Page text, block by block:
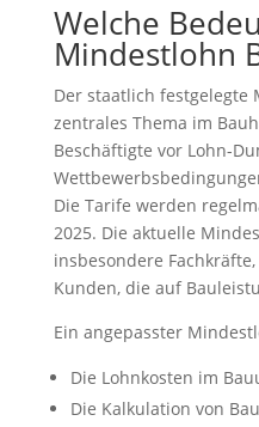
Welche
Mindestlohn
Der staatlich festgelegte
zentrales Thema im
Beschäftigte vor Lohn-
Die Tarife werden
2025. Die aktuelle
insbesondere
Kunden, die auf
Ein angepasster
Die Lohnkosten im
Die Kalkulation von